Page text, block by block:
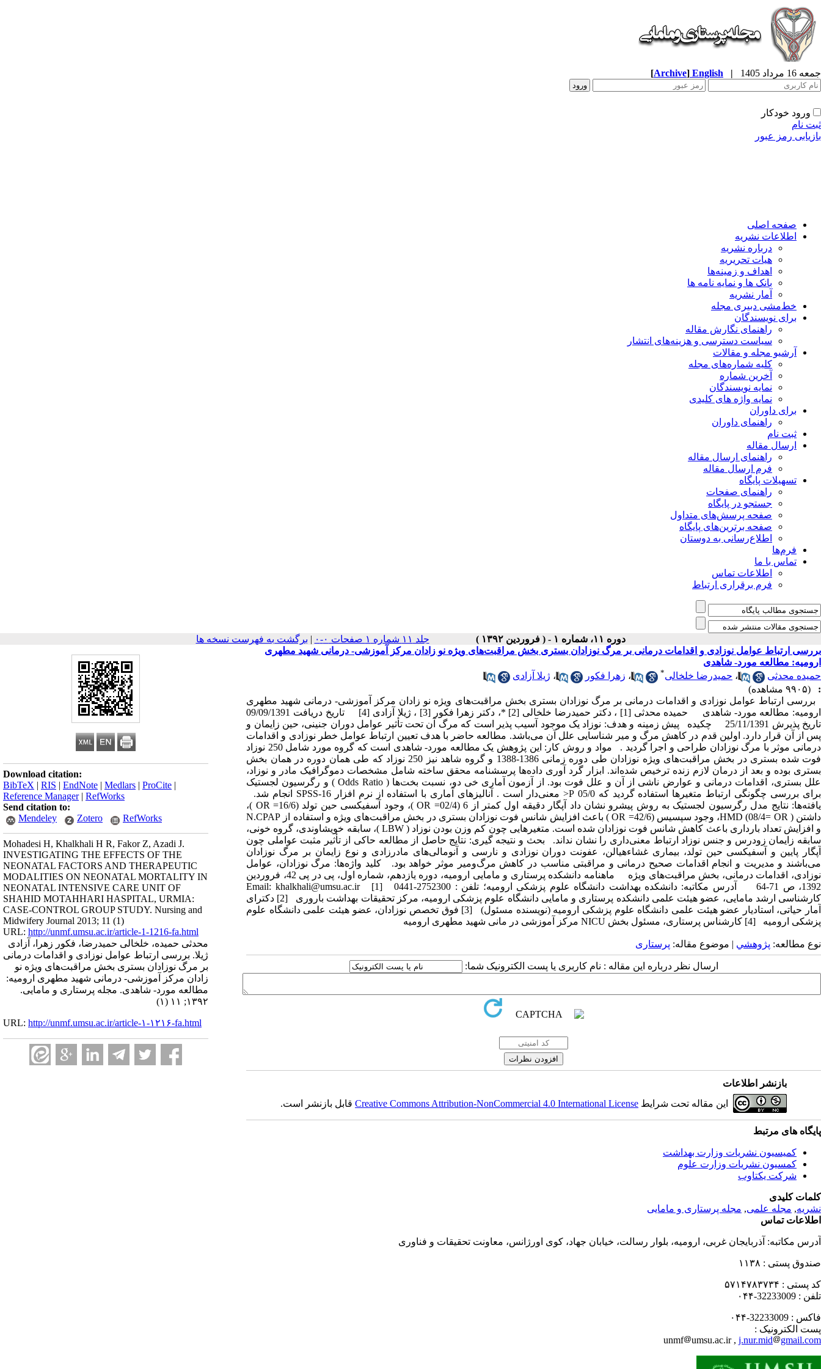
جمعه 16 مرداد 1405 |
English
[Archive]
ورود خودکار
ثبت نام
بازیابی رمز عبور
صفحه اصلی
اطلاعات نشریه
درباره نشریه
هیات تحریریه
اهداف و زمینه‌ها
بانک ها و نمایه نامه ها
آمار نشریه
خط‌مشی دبیری مجله
برای نویسندگان
راهنمای نگارش مقاله
سیاست دسترسی و هزینه‌های انتشار
آرشیو مجله و مقالات
کلیه شماره‌های مجله
آخرین شماره
نمایه نویسندگان
نمایه واژه های کلیدی
برای داوران
راهنمای داوران
ثبت نام
ارسال مقاله
راهنمای ارسال مقاله
فرم ارسال مقاله
تسهیلات پایگاه
راهنمای صفحات
جستجو در پایگاه
صفحه پرسش‌های متداول
صفحه برترین‌های پایگاه
اطلاع‌رسانی به دوستان
فرم‌ها
تماس با ما
اطلاعات تماس
فرم برقراری ارتباط
دوره ۱۱، شماره ۱ - ( فروردین ۱۳۹۲ ) جلد ۱۱ شماره ۱ صفحات ۰-۰ | برگشت به فهرست نسخه ها
Download citation:
BibTeX | RIS | EndNote | Medlars | ProCite |
Reference Manager| RefWorks
Send citation to:
Mendeley
Zotero RefWorks
Mohadesi H, Khalkhali H R, Fakor Z, Azadi J.
INVESTIGATING THE EFFECTS OF THE
NEONATAL FACTORS AND THERAPEUTIC
MODALITIES ON NEONATAL MORTALITY IN
NEONATAL INTENSIVE CARE UNIT OF
SHAHID MOTAHHARI HASPITAL, URMIA:
CASE-CONTROL GROUP STUDY. Nursing and
Midwifery Journal 2013; 11 (1)
URL: http://unmf.umsu.ac.ir/article-1-1216-fa.html
محدثی حمیده، خلخالی حمیدرضا، فکور زهرا، آزادی
ژیلا. بررسی ارتباط عوامل نوزادی و اقدامات درمانی
بر مرگ نوزادان بستری بخش مراقبت‌های ویژه نو
زادان مرکز آموزشی- درمانی شهید مطهری ارومیه:
مطالعه مورد- شاهدی. مجله پرستاری و مامایی.
۱۳۹۲; ۱۱ (۱)
URL: http://unmf.umsu.ac.ir/article-۱-۱۲۱۶-fa.html
بررسی ارتباط عوامل نوزادی و اقدامات درمانی بر مرگ نوزادان بستری بخش مراقبت‌های ویژه نو زادان مرکز آموزشی- درمانی شهید مطهری
ارومیه: مطالعه مورد- شاهدی
حمیده محدثی
، حمیدرضا خلخالی* ، زهرا فکور ، ژیلا آزادی
:
(۹۹۰۵ مشاهده)
بررسی ارتباط عوامل نوزادی و اقدامات درمانی بر مرگ نوزادان بستری بخش مراقبت‌های ویژه نو زادان مرکز آموزشی- درمانی شهید مطهری
ارومیه: مطالعه مورد- شاهدی حمیده محدثی [1] ، دکتر حمیدرضا خلخالی [2] *، دکتر زهرا فکور [3] ، ژیلا آزادی [4] تاریخ دریافت 09/09/1391
تاریخ پذیرش 25/11/1391 چکیده پیش زمینه و هدف: نوزاد یک موجود آسیب پذیر است که مرگ آن تحت تأثیر عوامل دوران جنینی، حین زایمان و
پس از آن قرار دارد. اولین قدم در کاهش مرگ و میر شناسایی علل آن می‌باشد. مطالعه حاضر با هدف تعیین ارتباط عوامل خطر نوزادی و اقدامات
درمانی موثر با مرگ نوزادان طراحی و اجرا گردید . مواد و روش کار: این پژوهش یک مطالعه مورد- شاهدی است که گروه مورد شامل 250 نوزاد
فوت شده بستری در بخش مراقبت‌های ویژه نوزادان طی دوره زمانی 1386-1388 و گروه شاهد نیز 250 نوزاد که طی همان دوره در همان بخش
بستری بوده و بعد از درمان لازم زنده ترخیص شده‌اند. ابزار گرد آوری داده‌ها پرسشنامه محقق ساخته شامل مشخصات دموگرافیک مادر و نوزاد،
علل بستری، اقدامات درمانی و عوارض ناشی از آن و علل فوت بود. از آزمون آماری خی دو، نسبت بخت‌ها ( Odds Ratio ) و رگرسیون لجستیک
برای بررسی چگونگی ارتباط متغیرها استفاده گردید که 05/0 P< معنی‌دار است . آنالیزهای آماری با استفاده از نرم افزار SPSS-16 انجام شد.
یافته‌ها: نتایج مدل رگرسیون لجستیک به روش پیشرو نشان داد آپگار دقیقه اول کمتر از 6 (02/4= OR )، وجود آسفیکسی حین تولد (16/6= OR )،
داشتن HMD (08/4= OR )، وجود سپسیس (42/6= OR ) باعث افزایش شانس فوت نوزادان بستری در بخش مراقبت‌های ویژه و استفاده از N.CPAP
و افزایش تعداد بارداری باعث کاهش شانس فوت نوزادان شده است. متغیرهایی چون کم وزن بودن نوزاد ( LBW )، سابقه خویشاوندی، گروه خونی،
سابقه زایمان زودرس و جنس نوزاد ارتباط معنی‌داری را نشان نداند. بحث و نتیجه گیری: نتایج حاصل از مطالعه حاکی از تأثیر مثبت عواملی چون
آپگار پایین و آسفیکسی حین تولد، بیماری غشاءهیالن، عفونت دوران نوزادی و نارسی و آنومالی‌های مادرزادی و نوع زایمان بر مرگ نوزادان
می‌باشند و مدیریت و انجام اقدامات صحیح درمانی و مراقبتی مناسب در کاهش مرگ‌ومیر موثر خواهد بود. کلید واژه‌ها: مرگ نوزادان، عوامل
نوزادی، اقدامات درمانی، بخش مراقبت‌های ویژه ماهنامه دانشکده پرستاری و مامایی ارومیه، دوره یازدهم، شماره اول، پی در پی 42، فروردین
1392، ص 71-64 آدرس مکاتبه: دانشکده بهداشت دانشگاه علوم پزشکی ارومیه؛ تلفن : 2752300-0441 Email: khalkhali@umsu.ac.ir [1]
کارشناسی ارشد مامایی، عضو هیئت علمی دانشکده پرستاری و مامایی دانشگاه علوم پزشکی ارومیه، مرکز تحقیقات بهداشت باروری [2] دکترای
آمار حیاتی، استادیار عضو هیئت علمی دانشگاه علوم پزشکی ارومیه (نویسنده مسئول) [3] فوق تخصص نوزادان، عضو هیئت علمی دانشگاه علوم
پزشکی ارومیه [4] کارشناس پرستاری، مسئول بخش NICU مرکز آموزشی در مانی شهید مطهری ارومیه
نوع مطالعه: پژوهشي | موضوع مقاله: پرستاری
ارسال نظر درباره این مقاله : نام کاربری یا پست الکترونیک شما:
بازنشر اطلاعات
این مقاله تحت شرایط Creative Commons Attribution-NonCommercial 4.0 International Licenseقابل بازنشر است.
پایگاه های مرتبط
کمیسیون نشریات وزارت بهداشت
کمسیون نشریات وزارت علوم
شرکت یکتاوب
کلمات کلیدی
نشریه, مجله علمی, مجله پرستاری و مامایی
اطلاعات تماس
آدرس مکاتبه: آذربایجان غربی، ارومیه، بلوار رسالت، خیابان جهاد، کوی اورژانس، معاونت تحقیقات و فناوری
صندوق پستی : ۱۱۳۸
کد پستی : ۵۷۱۴۷۸۳۷۳۴
تلفن : 32233009-۰۴۴
فاکس : 32233009-۰۴۴
پست الکترونیک :
unmf
umsu.ac.ir , j.nur.mid gmail.com